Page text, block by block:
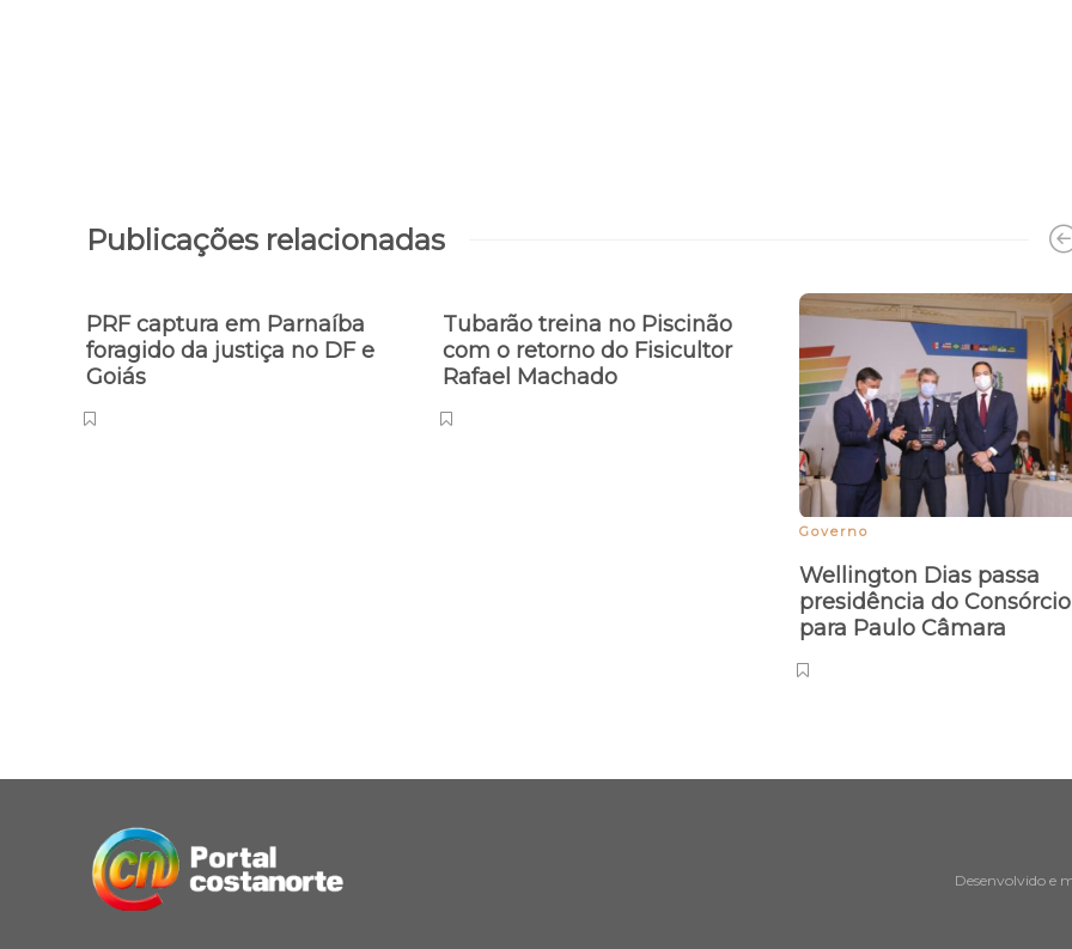
Publicações relacionadas
PRF captura em Parnaíba
foragido da justiça no DF e
Goiás
Tubarão treina no Piscinão
com o retorno do Fisicultor
Rafael Machado
Governo
Wellington Dias passa
presidência do
para Paulo Câmara
Desenvolvido e